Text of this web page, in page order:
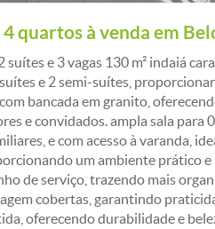
quartos à venda em
e 3 vagas 130 m² indaiá
e 2 semi-suítes,
bancada em granito,
e convidados. ampla sala
e com acesso à varanda,
um ambiente prático
de serviço, trazendo mais
cobertas, garantindo
oferecendo durabilidade e